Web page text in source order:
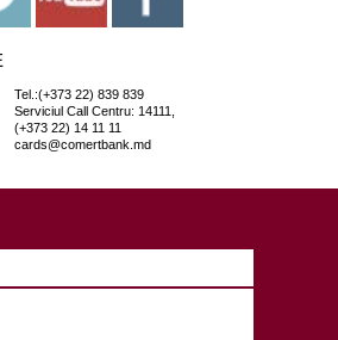
Tel.:(+373 22) 839 839
Serviciul Call Centru: 14111,
(+373 22) 14 11 11
cards@comertbank.md